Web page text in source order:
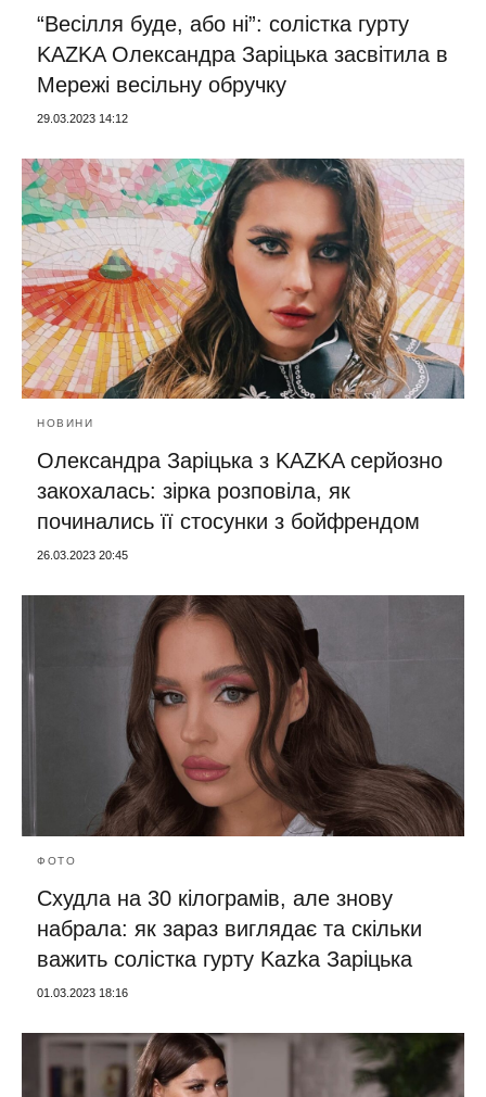
“Весілля буде, або ні”: солістка гурту
KAZKA Олександра Заріцька засвітила в
Мережі весільну обручку
29.03.2023 14:12
НОВИНИ
Олександра Заріцька з KAZKA серйозно
закохалась: зірка розповіла, як
починались її стосунки з бойфрендом
26.03.2023 20:45
ФОТО
Схудла на 30 кілограмів, але знову
набрала: як зараз виглядає та скільки
важить солістка гурту Kazka Заріцька
01.03.2023 18:16